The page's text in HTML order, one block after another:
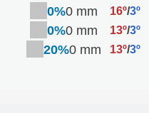
0%0 mm 16º/3º
0%0 mm 13º/3º
20%0 mm 13º/3º